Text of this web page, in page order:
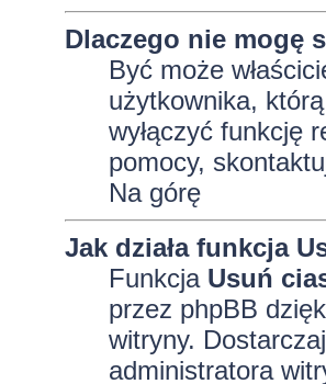
Dlaczego nie mogę
Być może
użytkownika,
wyłączyć funkcję
pomocy,
Na górę
Jak działa funkcja
Funkcja Usuń
przez phpBB
witryny.
administratora